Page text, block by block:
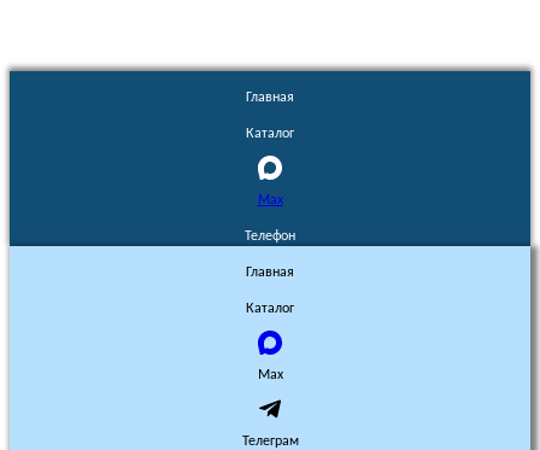
Главная
Каталог
Max
Телефон
Главная
Каталог
Max
Телеграм